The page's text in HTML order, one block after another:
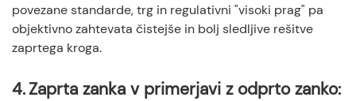
povezane standarde, trg in regulativni "visoki prag" pa
objektivno zahtevata čistejše in bolj sledljive rešitve
zaprtega kroga.
4.Zaprta zanka v primerjavi z odprto zanko: